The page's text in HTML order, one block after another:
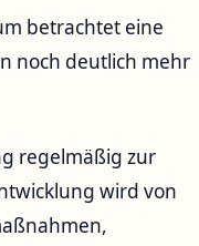
betrachtet eine
noch deutlich mehr
regelmäßig zur
wird von